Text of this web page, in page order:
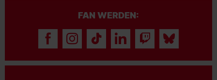
FAN WERDEN: